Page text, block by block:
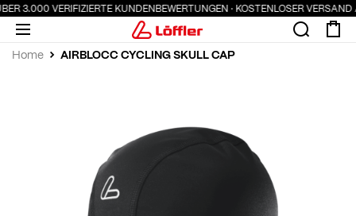
3.000 VERIFIZIERTE KUNDENBEWERTUNGEN · KOSTENLOSER VERSAND
Home AIRBLOCC CYCLING SKULL CAP